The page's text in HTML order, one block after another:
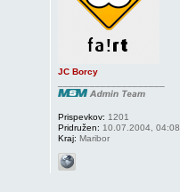
JC Borcy
Prispevkov: 1201
Pridružen: 10.07.2004, 04:08
Kraj: Maribor